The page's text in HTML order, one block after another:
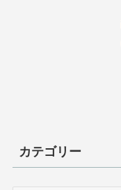
カテゴリー